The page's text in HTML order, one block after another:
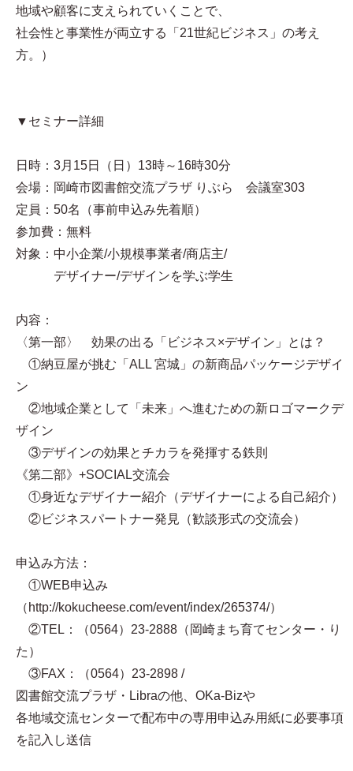
地域や顧客に支えられていくことで、
社会性と事業性が両立する「21世紀ビジネス」の考え
方。）
▼セミナー詳細
日時：3月15日（日）13時～16時30分
会場：岡崎市図書館交流プラザ りぶら 会議室303
定員：50名（事前申込み先着順）
参加費：無料
対象：中小企業/小規模事業者/商店主/
デザイナー/デザインを学ぶ学生
内容：
〈第一部〉 効果の出る「ビジネス×デザイン」とは？
①納豆屋が挑む「ALL 宮城」の新商品パッケージデザイ
ン
②地域企業として「未来」へ進むための新ロゴマークデ
ザイン
③デザインの効果とチカラを発揮する鉄則
《第二部》+SOCIAL交流会
①身近なデザイナー紹介（デザイナーによる自己紹介）
②ビジネスパートナー発見（歓談形式の交流会）
申込み方法：
①WEB申込み
（http://kokucheese.com/event/index/265374/）
②TEL：（0564）23-2888（岡崎まち育てセンター・り
た）
③FAX：（0564）23-2898 /
図書館交流プラザ・Libraの他、OKa-Bizや
各地域交流センターで配布中の専用申込み用紙に必要事項
を記入し送信